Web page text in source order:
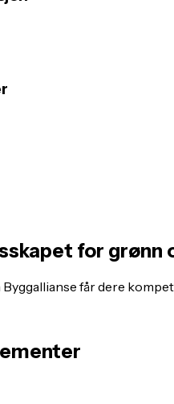
for grønn
Byggallianse får dere